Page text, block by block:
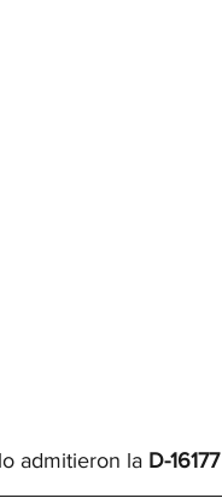
admitieron la D-16177